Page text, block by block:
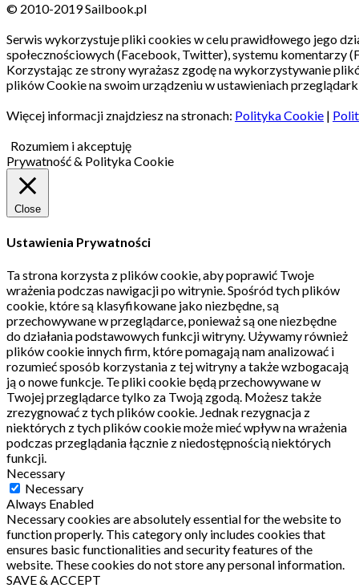
© 2010-2019 Sailbook.pl
Serwis wykorzystuje pliki cookies w celu prawidłowego jego
społecznościowych (Facebook, Twitter), systemu komentarzy
Korzystając ze strony wyrażasz zgodę na wykorzystywanie
plików Cookie na swoim urządzeniu w ustawieniach
Więcej informacji znajdziesz na stronach: Polityka Cookie |
Rozumiem i akceptuję
Prywatność & Polityka Cookie
Close
Ustawienia Prywatności
Ta strona korzysta z plików cookie, aby poprawić Twoje
wrażenia podczas nawigacji po witrynie. Spośród tych plików
cookie, które są klasyfikowane jako niezbędne, są
przechowywane w przeglądarce, ponieważ są one niezbędne
do działania podstawowych funkcji witryny. Używamy również
plików cookie innych firm, które pomagają nam analizować i
rozumieć sposób korzystania z tej witryny a także wzbogacają
ją o nowe funkcje. Te pliki cookie będą przechowywane w
Twojej przeglądarce tylko za Twoją zgodą. Możesz także
zrezygnować z tych plików cookie. Jednak rezygnacja z
niektórych z tych plików cookie może mieć wpływ na wrażenia
podczas przeglądania łącznie z niedostępnością niektórych
funkcji.
Necessary
Necessary
Always Enabled
Necessary cookies are absolutely essential for the website to
function properly. This category only includes cookies that
ensures basic functionalities and security features of the
website. These cookies do not store any personal information.
SAVE & ACCEPT